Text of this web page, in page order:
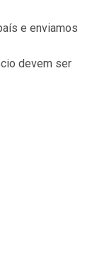
e enviamos
devem ser